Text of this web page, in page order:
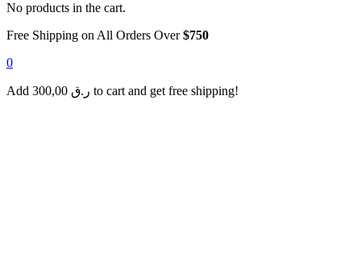
No products in the cart.
Free Shipping on All Orders Over$750
0
Add 300,00 ر.ق to cart and get free shipping!